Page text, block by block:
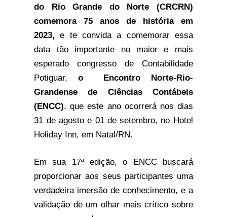
do Rio Grande do Norte (CRCRN)
comemora 75 anos de história em
2023, e te convida a comemorar essa
data tão importante no maior e mais
esperado congresso de Contabilidade
Potiguar, o  Encontro Norte-Rio-
Grandense de Ciências Contábeis
(ENCC), que este ano ocorrerá nos dias
31 de agosto e 01 de setembro, no Hotel
Holiday Inn, em Natal/RN.
Em sua 17ª edição, o ENCC buscará
proporcionar aos seus participantes uma
verdadeira imersão de conhecimento, e a
validação de um olhar mais crítico sobre